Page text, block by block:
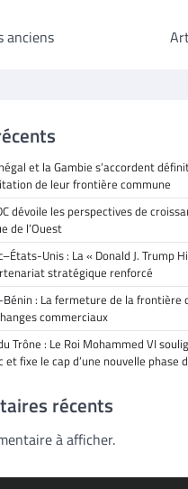
anciens
et la Gambie s’accordent
de leur frontière commune
dévoile les perspectives de
de l’Ouest
Unis : La « Donald J. Trump
stratégique renforcé
: La fermeture de la frontière
commerciaux
Trône : Le Roi Mohammed VI
et fixe le cap d’une nouvelle phase
récents
à afficher.